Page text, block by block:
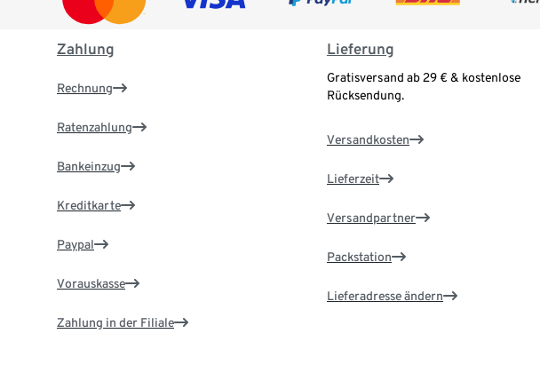
Zahlung
Rechnung
Ratenzahlung
Bankeinzug
Kreditkarte
Paypal
Vorauskasse
Zahlung in der Filiale
Lieferung
Gratisversand ab 29 € & kostenlose
Rücksendung.
Versandkosten
Lieferzeit
Versandpartner
Packstation
Lieferadresse ändern